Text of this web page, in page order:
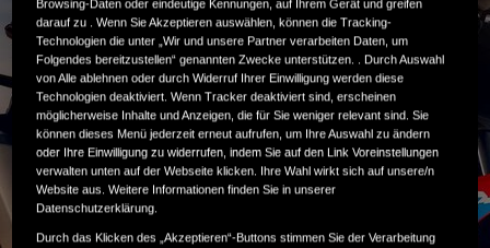
Browsing-Daten oder eindeutige Kennungen, auf Ihrem Gerät und greifen
darauf zu . Wenn Sie Akzeptieren auswählen, können die Tracking-
Technologien die unter „Wir und unsere Partner verarbeiten Daten, um
Folgendes bereitzustellen“ genannten Zwecke unterstützen. . Durch Auswahl
von Alle ablehnen oder durch Widerruf Ihrer Einwilligung werden diese
Technologien deaktiviert. Wenn Tracker deaktiviert sind, erscheinen
möglicherweise Inhalte und Anzeigen, die für Sie weniger relevant sind. Sie
können dieses Menü jederzeit erneut aufrufen, um Ihre Auswahl zu ändern
oder Ihre Einwilligung zu widerrufen, indem Sie auf den Link Voreinstellungen
verwalten unten auf der Webseite klicken. Ihre Wahl wirkt sich auf unsere/n
Website aus. Weitere Informationen finden Sie in unserer
Datenschutzerklärung.
Durch das Klicken des „Akzeptieren“-Buttons stimmen Sie der Verarbeitung